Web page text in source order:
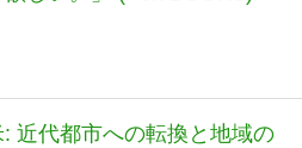
近代都市への転換と地域の